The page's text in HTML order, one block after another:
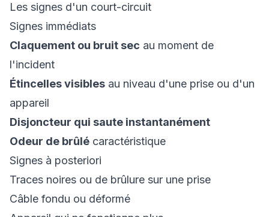
Les signes d'un court-circuit
Signes immédiats
Claquement ou bruit sec au moment de
l'incident
Étincelles visibles au niveau d'une prise ou d'un
appareil
Disjoncteur qui saute instantanément
Odeur de brûlé caractéristique
Signes à posteriori
Traces noires ou de brûlure sur une prise
Câble fondu ou déformé